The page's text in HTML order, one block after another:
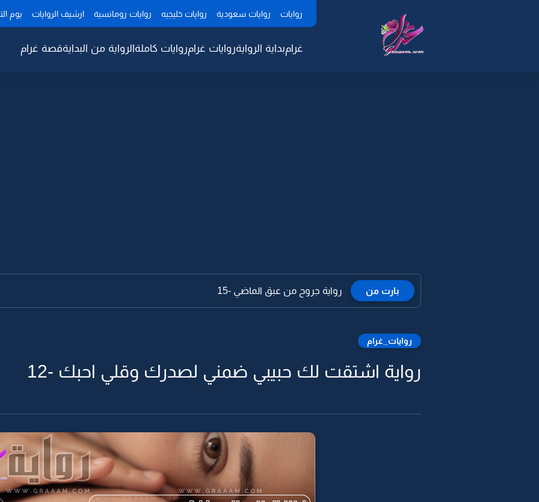
روايات روايات سعودية روايات خليجيه روايات رومانسية ارشيف الروايات يوم
غرامبداية الروايةروايات غرامروايات كاملةالرواية من البدايةقصة غرام
بارت من رواية جروح من عبق الماضي -15
روايات_غرام
رواية اشتقت لك حبيبي ضمني لصدرك وقلي احبك -12